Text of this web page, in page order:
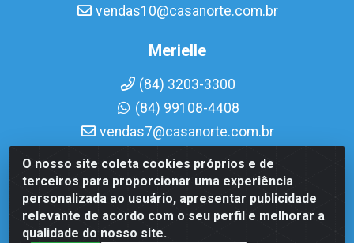
O nosso site coleta cookies próprios e de
terceiros para proporcionar uma experiência
personalizada ao usuário, apresentar publicidade
relevante de acordo com o seu perfil e melhorar a
qualidade do nosso site.
vendas10@casanorte.com.br
Merielle
(84) 3203-3300
(84) 99108-4408
vendas7@casanorte.com.br
Casa Norte LTDA - Av. Interventor Mário Câmara, 1815 -
Dix-Sept Rosado, Natal/RN - CEP 59054-600 - CNPJ
08.713.513/0001-51